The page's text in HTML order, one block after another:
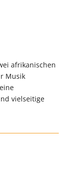
afrikanischen
Musik
vielseitige